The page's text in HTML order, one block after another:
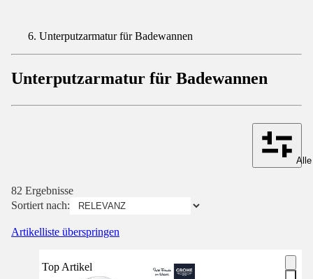
Unterputzarmatur für Badewannen
Unterputzarmatur für Badewannen
82 Ergebnisse
Sortiert nach:
Artikelliste überspringen
Top Artikel